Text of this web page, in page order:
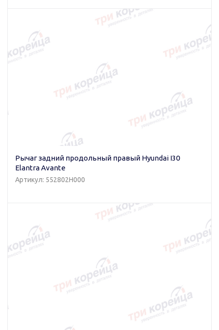
Рычаг задний продольный правый Hyundai I30
Elantra Avante
Артикул: 552802H000